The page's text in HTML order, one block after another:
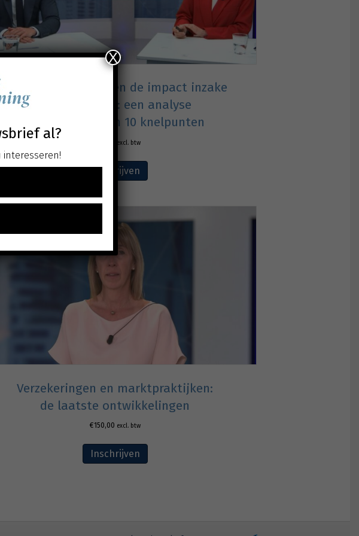
Het nieuwe Boek 6 en de impact inzake
verzekeringen: een analyse
aan de hand van 10 knelpunten
excl. btw
Inschrijven
Verzekeringen en marktpraktijken:
de laatste ontwikkelingen
€150,00 excl. btw
Inschrijven
al?
interesseren!
X